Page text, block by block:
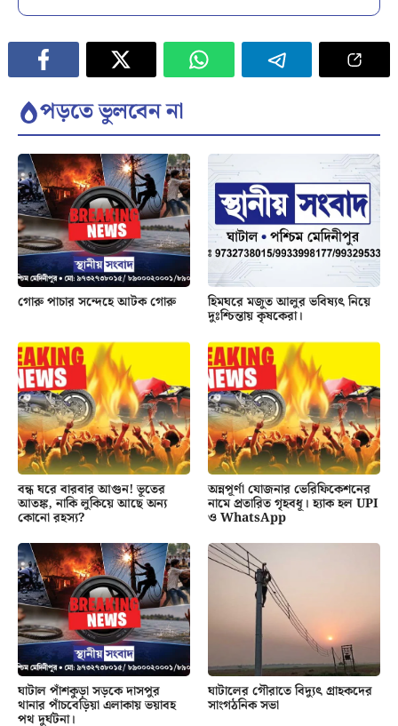
পড়তে ভুলবেন না
গোরু পাচার সন্দেহে আটক গোরু হিমঘরে মজুত আলুর ভবিষ্যৎ নিয়ে
দুঃশ্চিন্তায় কৃষকেরা।
বন্ধ ঘরে বারবার আগুন! ভূতের
আতঙ্ক, নাকি লুকিয়ে আছে অন্য
কোনো রহস্য?
অন্নপূর্ণা যোজনার ভেরিফিকেশনের
নামে প্রতারিত গৃহবধূ। হ্যাক হল UPI
ও WhatsApp
ঘাটাল পাঁশকুড়া সড়কে দাসপুর
থানার পাঁচবেড়িয়া এলাকায় ভয়াবহ
পথ দুর্ঘটনা।
ঘাটালের গৌরাতে বিদ্যুৎ গ্রাহকদের
সাংগঠনিক সভা